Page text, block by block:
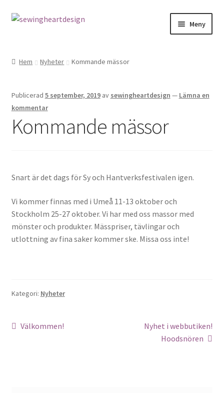
Hoppa
Hoppa
Meny
Bandkantning
Dragkedjor Repsats
Nitar
Snören
Hem Nyheter Kommande mässor
Publicerad 5 september, 2019 av sewingheartdesign — Lämna en
kommentar
Kommande mässor
Snart är det dags för Sy och Hantverksfestivalen igen.
Vi kommer finnas med i Umeå 11-13 oktober och
Stockholm 25-27 oktober. Vi har med oss massor med
mönster och produkter. Mässpriser, tävlingar och
utlottning av fina saker kommer ske. Missa oss inte!
Kategori: Nyheter
Inläggsnavigering
Föregående
Välkommen!
Nästa
inlägg:
Nyhet i webbutiken!
Hoodsnören